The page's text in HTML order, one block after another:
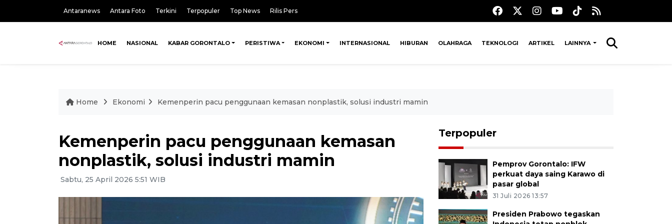
Antaranews Antara Foto Terkini Terpopuler Top News Rilis Pers
HOME NASIONAL KABAR GORONTALO PERISTIWA EKONOMI INTERNASIONAL HIBURAN OLAHRAGA TEKNOLOGI ARTIKEL LAINNYA
Home Ekonomi Kemenperin pacu penggunaan kemasan nonplastik, solusi industri mamin
Kemenperin pacu penggunaan kemasan
nonplastik, solusi industri mamin
Sabtu, 25 April 2026 5:51 WIB
Terpopuler
Pemprov Gorontalo: IFW
perkuat daya saing Karawo di
pasar global
31 Juli 2026 13:57
Presiden Prabowo tegaskan